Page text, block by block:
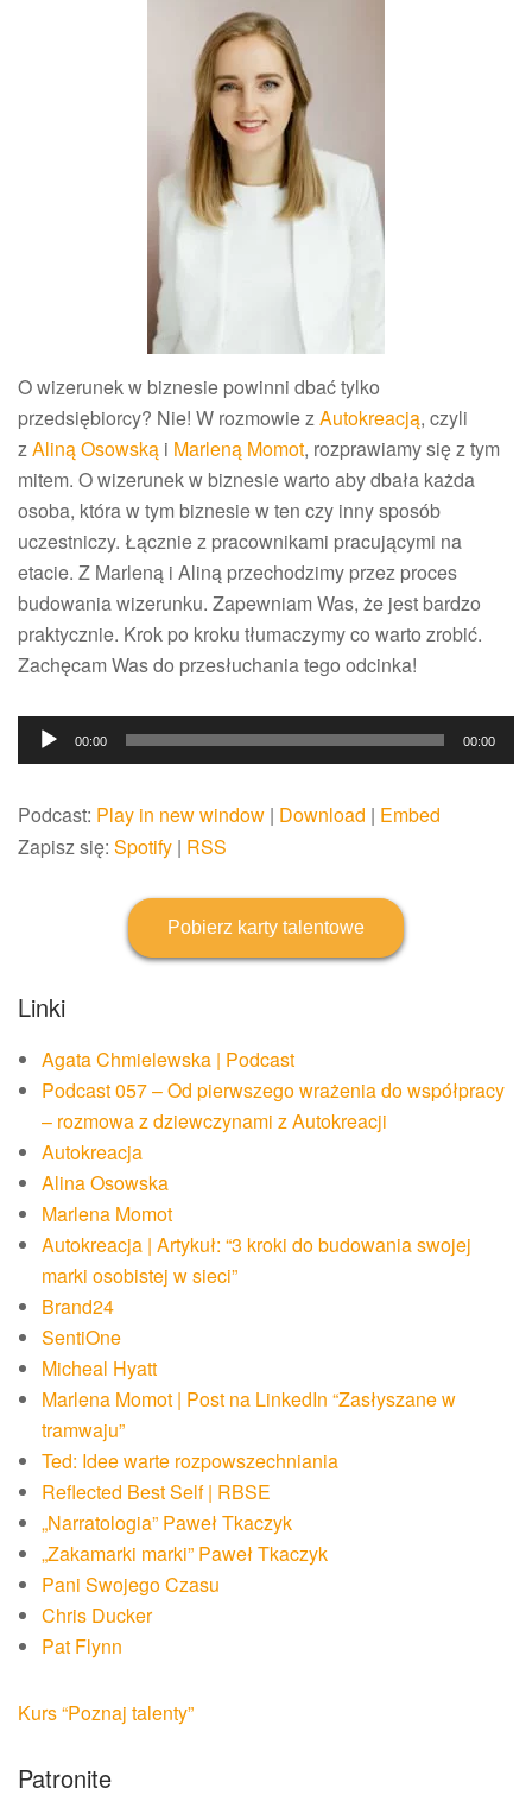
O wizerunek w biznesie powinni dbać tylko
przedsiębiorcy? Nie! W rozmowie zAutokreacją, czyli
zAliną Osowską i Marleną Momot, rozprawiamy się z tym
mitem. O wizerunek w biznesie warto aby dbała każda
osoba, która w tym biznesie w ten czy inny sposób
uczestniczy. Łącznie z pracownikami pracującymi na
etacie. Z Marleną i Aliną przechodzimy przez proces
budowania wizerunku. Zapewniam Was, że jest bardzo
praktycznie. Krok po kroku tłumaczymy co warto zrobić.
Zachęcam Was do przesłuchania tego odcinka!
Odtwarzacz
plików
00:00 00:00
Podcast: Play in new window | Download | Embed
Zapisz się: Spotify | RSS
Pobierz karty talentowe
Linki
Agata Chmielewska | Podcast
Podcast 057 – Od pierwszego wrażenia do współpracy
– rozmowa z dziewczynami z Autokreacji
Autokreacja
Alina Osowska
Marlena Momot
Autokreacja | Artykuł: “3 kroki do budowania swojej
marki osobistej w sieci”
Brand24
SentiOne
Micheal Hyatt
Marlena Momot | Post na LinkedIn “Zasłyszane w
tramwaju”
Ted: Idee warte rozpowszechniania
Reflected Best Self | RBSE
„Narratologia” Paweł Tkaczyk
„Zakamarki marki” Paweł Tkaczyk
Pani Swojego Czasu
Chris Ducker
Pat Flynn
Kurs “Poznaj talenty”
Patronite